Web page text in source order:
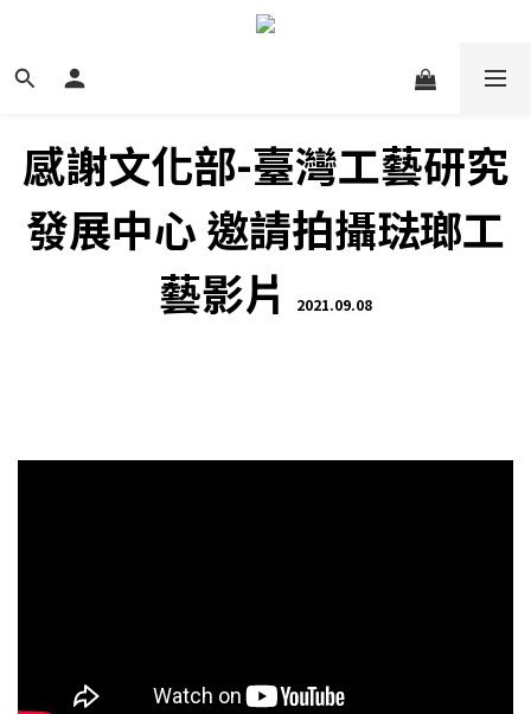
感謝文化部-臺灣工藝研究
發展中心 邀請拍攝琺瑯工
藝影片
2021.09.08